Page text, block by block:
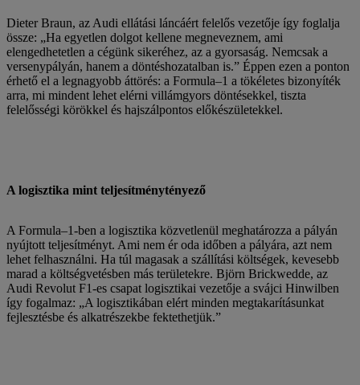
Dieter Braun, az Audi ellátási láncáért felelős vezetője így foglalja
össze: „Ha egyetlen dolgot kellene megneveznem, ami
elengedhetetlen a cégünk sikeréhez, az a gyorsaság. Nemcsak a
versenypályán, hanem a döntéshozatalban is.” Éppen ezen a ponton
érhető el a legnagyobb áttörés: a Formula–1 a tökéletes bizonyíték
arra, mi mindent lehet elérni villámgyors döntésekkel, tiszta
felelősségi körökkel és hajszálpontos előkészületekkel.
A logisztika mint teljesítménytényező
A Formula–1-ben a logisztika közvetlenül meghatározza a pályán
nyújtott teljesítményt. Ami nem ér oda időben a pályára, azt nem
lehet felhasználni. Ha túl magasak a szállítási költségek, kevesebb
marad a költségvetésben más területekre. Björn Brickwedde, az
Audi Revolut F1-es csapat logisztikai vezetője a svájci Hinwilben
így fogalmaz: „A logisztikában elért minden megtakarításunkat
fejlesztésbe és alkatrészekbe fektethetjük.”